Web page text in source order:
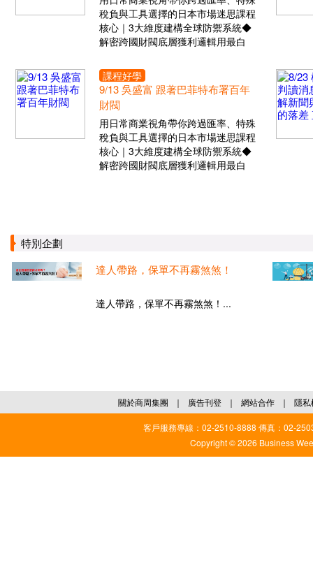
稅負與工具選擇的日本市場迷思課程
核心｜3大維度建構全球防禦系統◆
解密跨國財閥底層獲利邏輯用最白
課程好學
9/13 吳盛富 跟著巴菲特布署百年
財閥
用日常商業視角帶你跨過匯率、特殊
稅負與工具選擇的日本市場迷思課程
核心｜3大維度建構全球防禦系統◆
解密跨國財閥底層獲利邏輯用最白
特別企劃
達人帶路，保單不再霧煞煞！
達人帶路，保單不再霧煞煞！...
關於商周集團 ｜ 廣告刊登 ｜ 網站合作 ｜ 隱私
客戶服務專線：02-2510-8888 傳真：02-
Copyright © 2026 Business